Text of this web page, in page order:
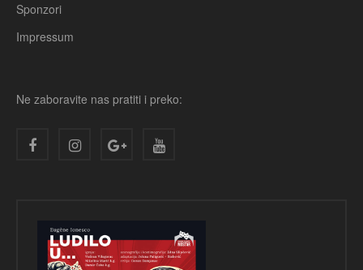
Sponzori
Impressum
Ne zaboravite nas pratiti i preko: